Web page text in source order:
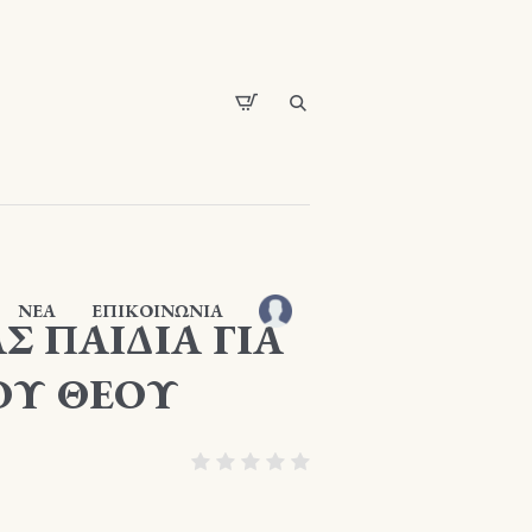
ΝΕΑ ΕΠΙΚΟΙΝΩΝΙΑ
ΓΙΑ
ΘΕΟΥ